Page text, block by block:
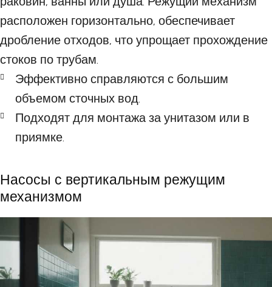
расположен горизонтально, обеспечивает
дробление отходов, что упрощает прохождение
стоков по трубам.
Эффективно справляются с большим
объемом сточных вод.
Подходят для монтажа за унитазом или в
приямке.
Насосы с вертикальным режущим
механизмом